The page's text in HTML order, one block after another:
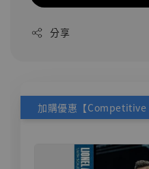
分享